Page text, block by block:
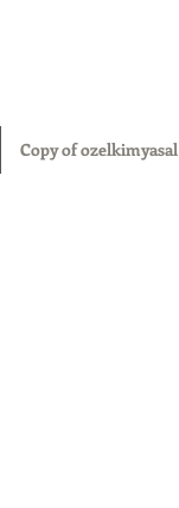
Copy of ozelkimyasal